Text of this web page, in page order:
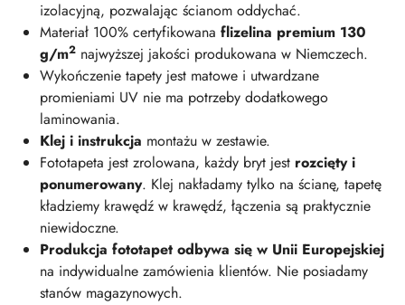
izolacyjną, pozwalając ścianom oddychać.
Materiał 100% certyfikowana flizelina premium 130
g/m2 najwyższej jakości produkowana w Niemczech.
Wykończenie tapety jest matowe i utwardzane
promieniami UV nie ma potrzeby dodatkowego
laminowania.
Klej i instrukcja montażu w zestawie.
Fototapeta jest zrolowana, każdy bryt jest rozcięty i
ponumerowany. Klej nakładamy tylko na ścianę, tapetę
kładziemy krawędź w krawędź, łączenia są praktycznie
niewidoczne.
Produkcja fototapet odbywa się w Unii Europejskiej
na indywidualne zamówienia klientów. Nie posiadamy
stanów magazynowych.